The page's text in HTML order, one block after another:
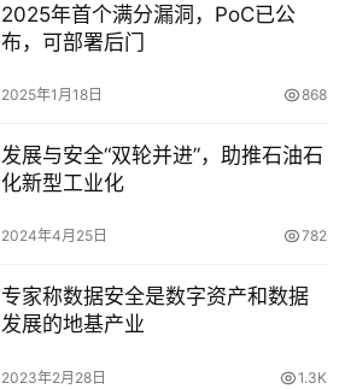
2025年首个满分漏洞，PoC已公
布，可部署后门
2025年1月18日 868
发展与安全“双轮并进”，助推石油石
化新型工业化
2024年4月25日 782
专家称数据安全是数字资产和数据
发展的地基产业
2023年2月28日 1.3K